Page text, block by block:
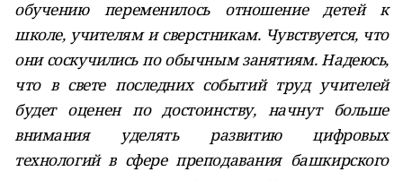
обучению переменилось отношение детей к
школе, учителям и сверстникам. Чувствуется, что
они соскучились по обычным занятиям. Надеюсь,
что в свете последних событий труд учителей
будет оценен по достоинству, начнут больше
внимания уделять развитию цифровых
технологий в сфере преподавания башкирского